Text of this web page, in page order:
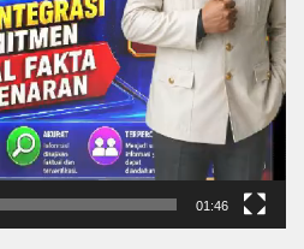
01:46